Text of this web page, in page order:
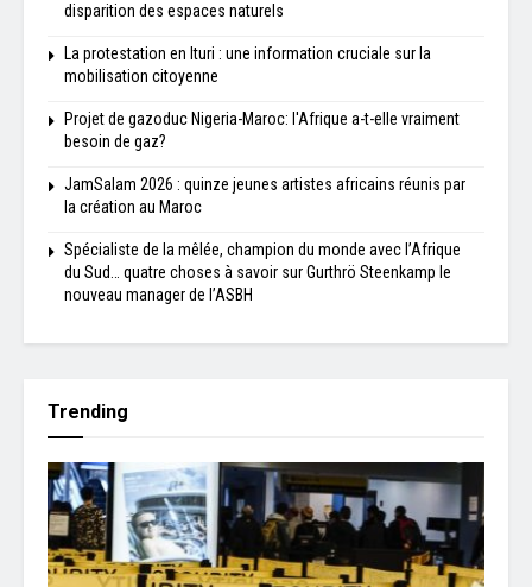
disparition des espaces naturels
La protestation en Ituri : une information cruciale sur la
mobilisation citoyenne
Projet de gazoduc Nigeria-Maroc: l'Afrique a-t-elle vraiment
besoin de gaz?
JamSalam 2026 : quinze jeunes artistes africains réunis par
la création au Maroc
Spécialiste de la mêlée, champion du monde avec l’Afrique
du Sud… quatre choses à savoir sur Gurthrö Steenkamp le
nouveau manager de l’ASBH
Trending